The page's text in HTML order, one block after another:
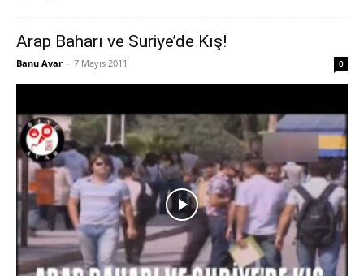
Arap Baharı ve Suriye’de Kış!
Banu Avar - 7 Mayıs 2011 0